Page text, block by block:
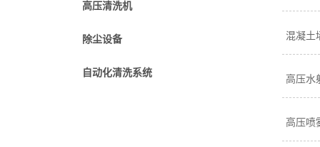
高压清洗机
除尘设备
自动化清洗系统
混凝土
高压水
高压喷